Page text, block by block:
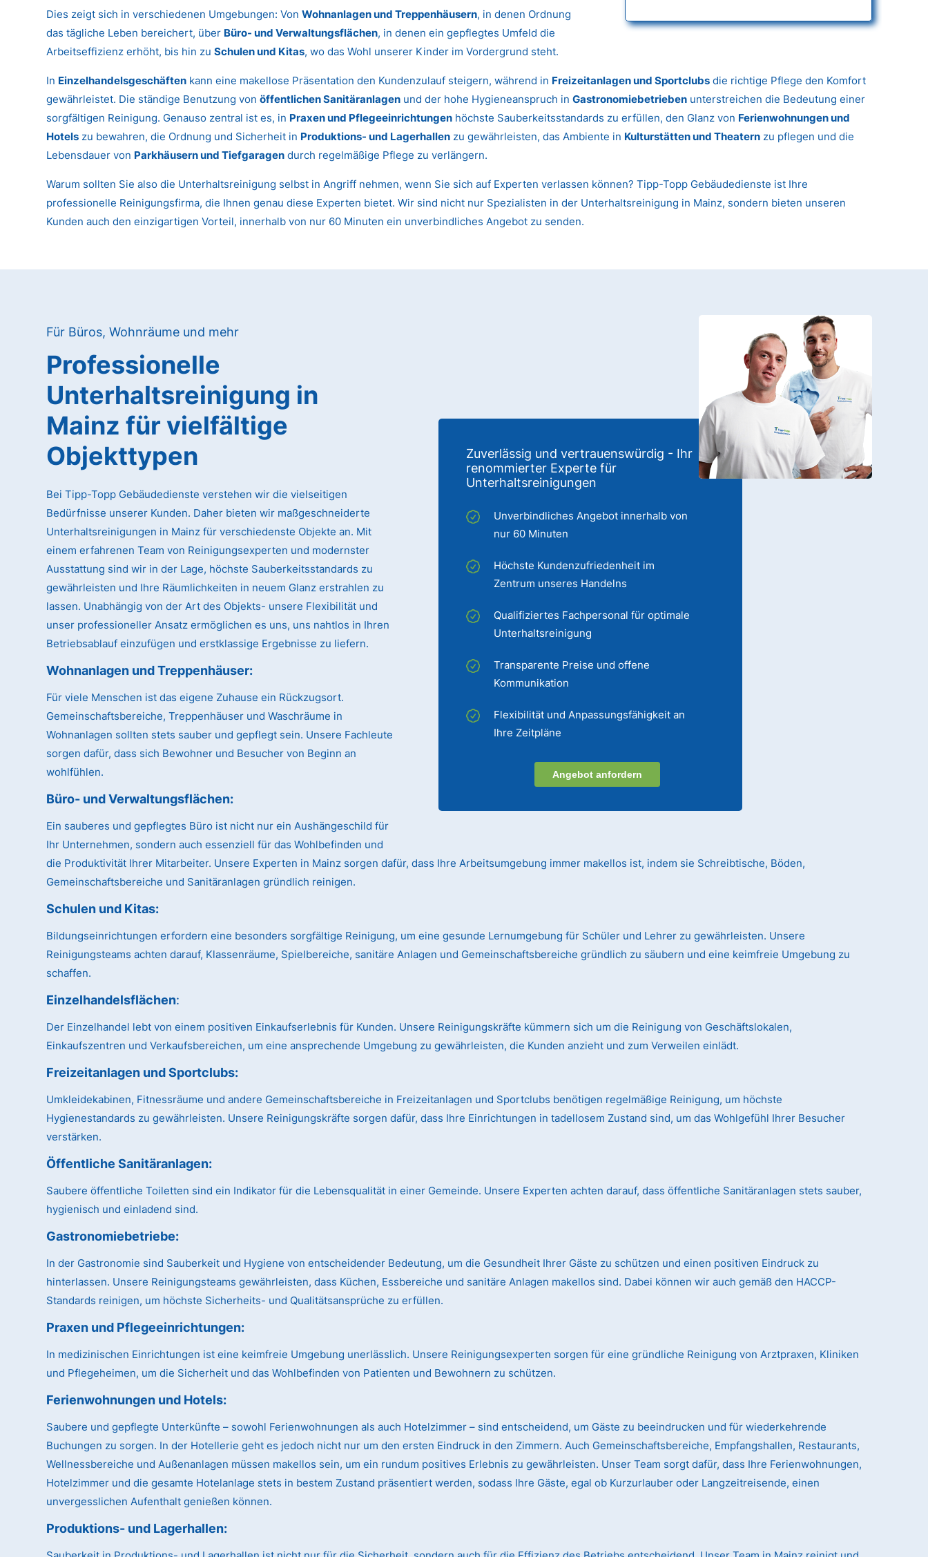
Dies zeigt sich in verschiedenen Umgebungen: VonWohnanlagen und Treppenhäusern, in denen Ordnung
das tägliche Leben bereichert, über Büro- und Verwaltungsflächen, in denen ein gepflegtes Umfeld die
Arbeitseffizienz erhöht, bis hin zuSchulen und Kitas, wo das Wohl unserer Kinder im Vordergrund steht.
In Einzelhandelsgeschäften kann eine makellose Präsentation den Kundenzulauf steigern, während in Freizeitanlagen und Sportclubs die richtige Pflege den Komfort
gewährleistet. Die ständige Benutzung vonöffentlichen Sanitäranlagen und der hohe Hygieneanspruch inGastronomiebetrieben unterstreichen die Bedeutung einer
sorgfältigen Reinigung. Genauso zentral ist es, in Praxen und Pflegeeinrichtungen höchste Sauberkeitsstandards zu erfüllen, den Glanz von Ferienwohnungen und
Hotels zu bewahren, die Ordnung und Sicherheit in Produktions- und Lagerhallen zu gewährleisten, das Ambiente in Kulturstätten und Theatern zu pflegen und die
Lebensdauer von Parkhäusern und Tiefgaragen durch regelmäßige Pflege zu verlängern.
Warum sollten Sie also die Unterhaltsreinigung selbst in Angriff nehmen, wenn Sie sich auf Experten verlassen können? Tipp-Topp Gebäudedienste ist Ihre
professionelle Reinigungsfirma, die Ihnen genau diese Experten bietet. Wir sind nicht nur Spezialisten in der Unterhaltsreinigung in Mainz, sondern bieten unseren
Kunden auch den einzigartigen Vorteil, innerhalb von nur 60 Minuten ein unverbindliches Angebot zu senden.
Für Büros, Wohnräume und mehr
Zuverlässig und vertrauenswürdig - Ihr
renommierter Experte für
Unterhaltsreinigungen
Unverbindliches Angebot innerhalb von
nur 60 Minuten
Höchste Kundenzufriedenheit im
Zentrum unseres Handelns
Qualifiziertes Fachpersonal für optimale
Unterhaltsreinigung
Transparente Preise und offene
Kommunikation
Flexibilität und Anpassungsfähigkeit an
Ihre Zeitpläne
Angebot anfordern
Professionelle
Unterhaltsreinigung in
Mainzfür vielfältige
Objekttypen
Bei Tipp-Topp Gebäudedienste verstehen wir die vielseitigen
Bedürfnisse unserer Kunden. Daher bieten wir maßgeschneiderte
Unterhaltsreinigungen in Mainz für verschiedenste Objekte an. Mit
einem erfahrenen Team von Reinigungsexperten und modernster
Ausstattung sind wir in der Lage, höchste Sauberkeitsstandards zu
gewährleisten und Ihre Räumlichkeiten in neuem Glanz erstrahlen zu
lassen. Unabhängig von der Art des Objekts- unsere Flexibilität und
unser professioneller Ansatz ermöglichen es uns, uns nahtlos in Ihren
Betriebsablauf einzufügen und erstklassige Ergebnisse zu liefern.
Wohnanlagen und Treppenhäuser:
Für viele Menschen ist das eigene Zuhause ein Rückzugsort.
Gemeinschaftsbereiche, Treppenhäuser und Waschräume in
Wohnanlagen sollten stets sauber und gepflegt sein. Unsere Fachleute
sorgen dafür, dass sich Bewohner und Besucher von Beginn an
wohlfühlen.
Büro- und Verwaltungsflächen:
Ein sauberes und gepflegtes Büro ist nicht nur ein Aushängeschild für
Ihr Unternehmen, sondern auch essenziell für das Wohlbefinden und
die Produktivität Ihrer Mitarbeiter. Unsere Experten in Mainz sorgen dafür, dass Ihre Arbeitsumgebung immer makellos ist, indem sie Schreibtische, Böden,
Gemeinschaftsbereiche und Sanitäranlagen gründlich reinigen.
Schulen und Kitas:
Bildungseinrichtungen erfordern eine besonders sorgfältige Reinigung, um eine gesunde Lernumgebung für Schüler und Lehrer zu gewährleisten. Unsere
Reinigungsteams achten darauf, Klassenräume, Spielbereiche, sanitäre Anlagen und Gemeinschaftsbereiche gründlich zu säubern und eine keimfreie Umgebung zu
schaffen.
Einzelhandelsflächen:
Der Einzelhandel lebt von einem positiven Einkaufserlebnis für Kunden. Unsere Reinigungskräfte kümmern sich um die Reinigung von Geschäftslokalen,
Einkaufszentren und Verkaufsbereichen, um eine ansprechende Umgebung zu gewährleisten, die Kunden anzieht und zum Verweilen einlädt.
Freizeitanlagen und Sportclubs:
Umkleidekabinen, Fitnessräume und andere Gemeinschaftsbereiche in Freizeitanlagen und Sportclubs benötigen regelmäßige Reinigung, um höchste
Hygienestandards zu gewährleisten. Unsere Reinigungskräfte sorgen dafür, dass Ihre Einrichtungen in tadellosem Zustand sind, um das Wohlgefühl Ihrer Besucher
verstärken.
Öffentliche Sanitäranlagen:
Saubere öffentliche Toiletten sind ein Indikator für die Lebensqualität in einer Gemeinde. Unsere Experten achten darauf, dass öffentliche Sanitäranlagen stets sauber,
hygienisch und einladend sind.
Gastronomiebetriebe:
In der Gastronomie sind Sauberkeit und Hygiene von entscheidender Bedeutung, um die Gesundheit Ihrer Gäste zu schützen und einen positiven Eindruck zu
hinterlassen. Unsere Reinigungsteams gewährleisten, dass Küchen, Essbereiche und sanitäre Anlagen makellos sind. Dabei können wir auch gemäß den HACCP-
Standards reinigen, um höchste Sicherheits- und Qualitätsansprüche zu erfüllen.
Praxen und Pflegeeinrichtungen:
In medizinischen Einrichtungen ist eine keimfreie Umgebung unerlässlich. Unsere Reinigungsexperten sorgen für eine gründliche Reinigung von Arztpraxen, Kliniken
und Pflegeheimen, um die Sicherheit und das Wohlbefinden von Patienten und Bewohnern zu schützen.
Ferienwohnungen und Hotels:
Saubere und gepflegte Unterkünfte – sowohl Ferienwohnungen als auch Hotelzimmer – sind entscheidend, um Gäste zu beeindrucken und für wiederkehrende
Buchungen zu sorgen. In der Hotellerie geht es jedoch nicht nur um den ersten Eindruck in den Zimmern. Auch Gemeinschaftsbereiche, Empfangshallen, Restaurants,
Wellnessbereiche und Außenanlagen müssen makellos sein, um ein rundum positives Erlebnis zu gewährleisten. Unser Team sorgt dafür, dass Ihre Ferienwohnungen,
Hotelzimmer und die gesamte Hotelanlage stets in bestem Zustand präsentiert werden, sodass Ihre Gäste, egal ob Kurzurlauber oder Langzeitreisende, einen
unvergesslichen Aufenthalt genießen können.
Produktions- und Lagerhallen: